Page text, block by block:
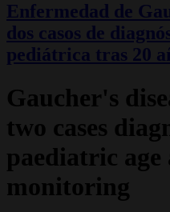
Enfermedad de
dos casos de
pediátrica tras 20
Gaucher's
two cases
paediatric age
monitoring